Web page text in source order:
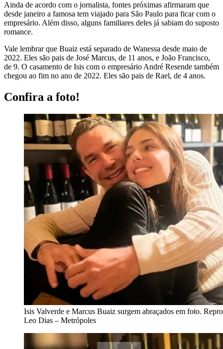
Ainda de acordo com o jornalista, fontes próximas afirmaram que
desde janeiro a famosa tem viajado para São Paulo para ficar com o
empresário. Além disso, alguns familiares deles já sabiam do suposto
romance.
Vale lembrar que Buaiz está separado de Wanessa desde maio de
2022. Eles são pais de José Marcus, de 11 anos, e João Francisco,
de 9. O casamento de Isis com o empresário André Resende também
chegou ao fim no ano de 2022. Eles são pais de Rael, de 4 anos.
Confira a foto!
Isis Valverde e Marcus Buaiz surgem abraçados em foto.
Leo Dias – Metrópoles